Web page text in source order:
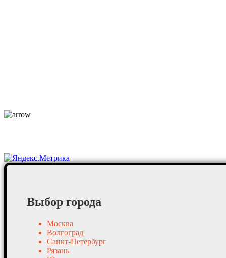
Выбор города
Москва
Волгоград
Санкт-Петербург
Рязань